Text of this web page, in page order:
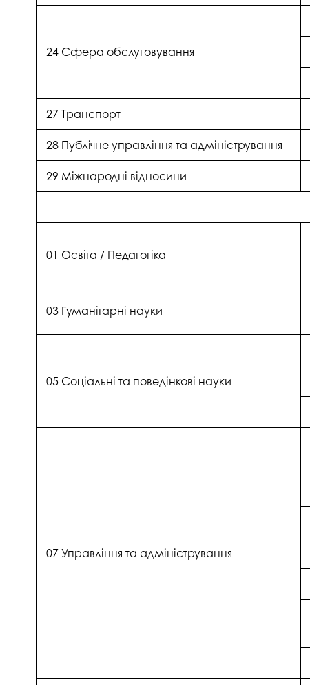
24 Сфера обслуговування
27 Транспорт
28 Публічне управління та адміністрування
29 Міжнародні відносини
01 Освіта / Педагогіка
03 Гуманітарні науки
05 Соціальні та поведінкові науки
07 Управління та адміністрування